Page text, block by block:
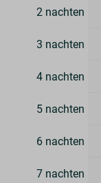
2 nachten
3 nachten
4 nachten
5 nachten
6 nachten
7 nachten